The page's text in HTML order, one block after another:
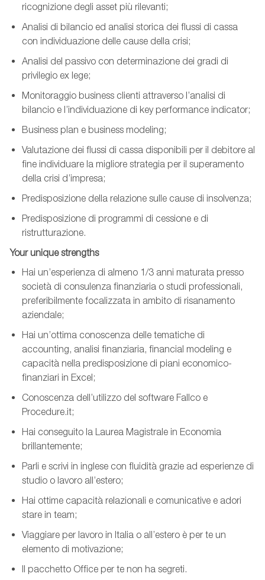
ricognizione degli asset più rilevanti;
Analisi di bilancio ed analisi storica dei flussi di cassa
con individuazione delle cause della crisi;
Analisi del passivo con determinazione dei gradi di
privilegio ex lege;
Monitoraggio business clienti attraverso l’analisi di
bilancio e l’individuazione di key performance indicator;
Business plan ebusiness modeling;
Valutazione dei flussi di cassa disponibili per il debitore al
fine individuare la migliore strategia per il superamento
della crisi d’impresa;
Predisposizione della relazione sulle cause di insolvenza;
Predisposizione di programmi di cessione e di
ristrutturazione.
Your unique strengths
Hai un’esperienza di almeno 1/3 anni maturata presso
società di consulenza finanziaria o studi professionali,
preferibilmente focalizzata in ambito di risanamento
aziendale;
Hai un’ottima conoscenza delle tematiche di
accounting, analisi finanziaria, financial modeling e
capacità nella predisposizione di piani economico-
finanziari in Excel;
Conoscenza dell’utilizzo del software Fallcoe
Procedure.it;
Hai conseguito la Laurea Magistrale in Economia
brillantemente;
Parli e scrivi in inglese con fluidità grazie ad esperienze di
studio o lavoro all’estero;
Hai ottime capacità relazionali e comunicative e adori
stare in team;
Viaggiare per lavoro in Italia o all’estero è per te un
elemento di motivazione;
Il pacchetto Office per te non ha segreti.